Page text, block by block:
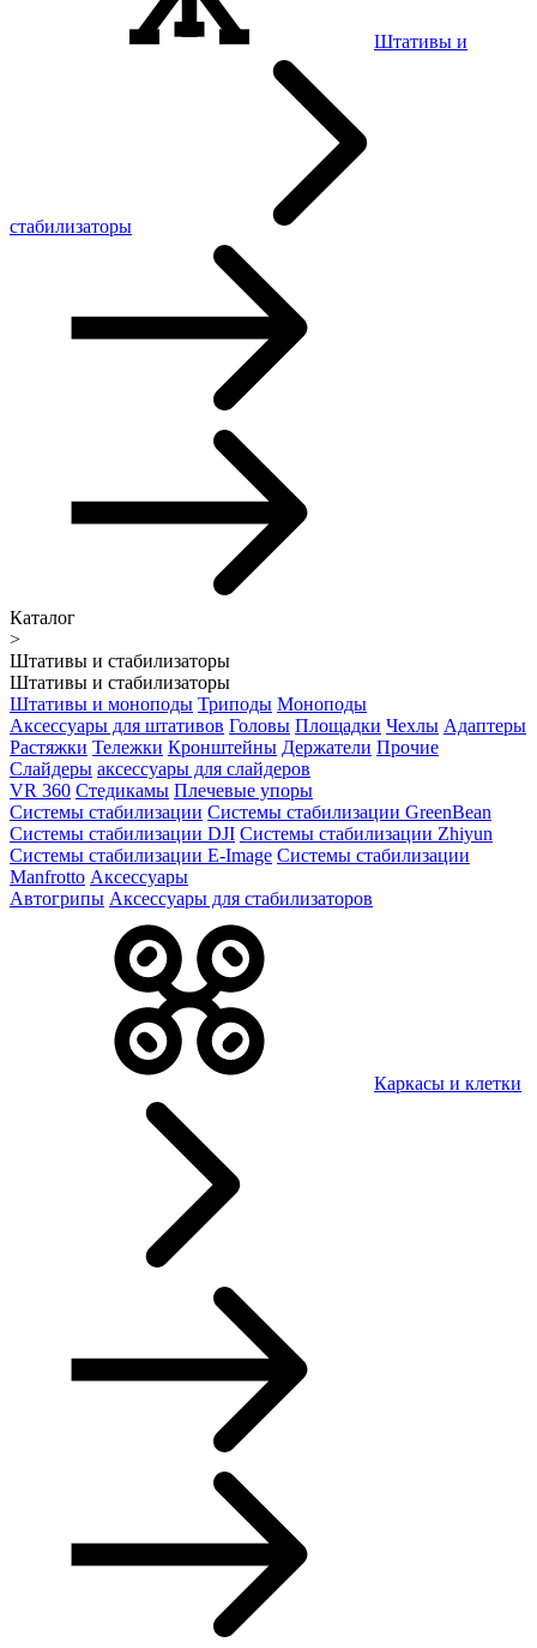
Штативы и
стабилизаторы
Каталог
>
Штативы и стабилизаторы
Штативы и стабилизаторы
Штативы и моноподы Триподы Моноподы
Аксессуары для штативов Головы Площадки Чехлы Адаптеры
Растяжки Тележки Кронштейны Держатели Прочие
Слайдеры аксессуары для слайдеров
VR 360 Стедикамы Плечевые упоры
Системы стабилизации Системы стабилизации GreenBean
Системы стабилизации DJI Системы стабилизации Zhiyun
Системы стабилизации E-Image Системы стабилизации
Manfrotto Аксессуары
Автогрипы Аксессуары для стабилизаторов
Каркасы и клетки